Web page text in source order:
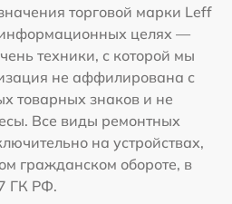
торговой марки Leff
целях —
техники, с которой мы
не аффилирована с
товарных знаков и не
Все виды ремонтных
на устройствах,
гражданском обороте, в
ГК РФ.